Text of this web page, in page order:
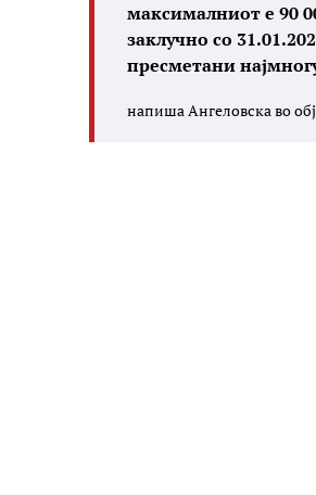
максималниот е 90
заклучно со
пресметани
напиша Ангеловска во